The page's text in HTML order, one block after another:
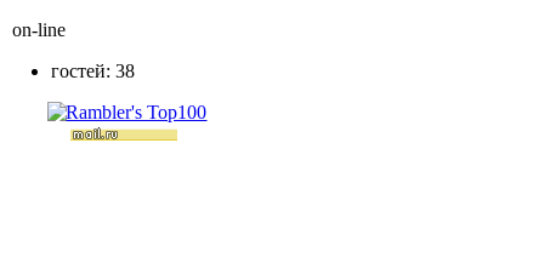
on-line
гостей: 38